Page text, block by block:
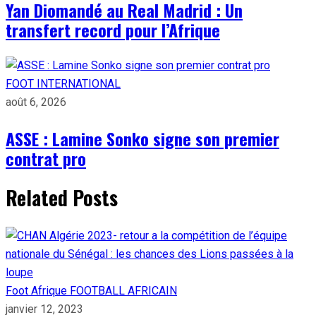
Yan Diomandé au Real Madrid : Un
transfert record pour l’Afrique
FOOT INTERNATIONAL
août 6, 2026
ASSE : Lamine Sonko signe son premier
contrat pro
Related Posts
Foot Afrique FOOTBALL AFRICAIN
janvier 12, 2023